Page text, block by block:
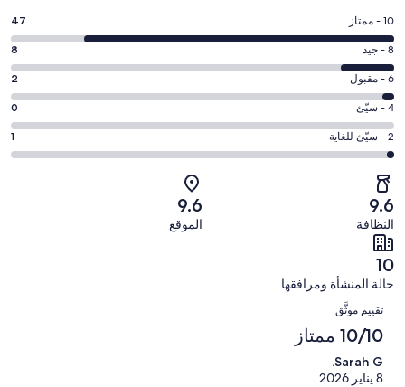
درجة
التصنيف
10
-
ممتاز.
47
من
أصل
58
من
تقييمات
النزلاء
10 - ممتاز 47
درجة
التصنيف
8
-
جيد.
8
من
أصل
58
من
تقييمات
النزلاء
8 - جيد 8
درجة
التصنيف
6
-
مقبول.
2
من
أصل
58
من
تقييمات
النزلاء
6 - مقبول 2
درجة
التصنيف
4
سيّئ.
0
من
أصل
58
من
النزلاء
4 - سيّئ 0
درجة
التصنيف
2
-
سيّئ
للغاية.
1
من
أصل
58
من
تقييمات
النزلاء
2 - سيّئ للغاية 1
9.6
النظافة
9.6
الموقع
10
حالة المنشأة ومرافقها
التقييمات
تقييم موثَّق
10/10 ممتاز
Sarah G.
8 يناير 2026